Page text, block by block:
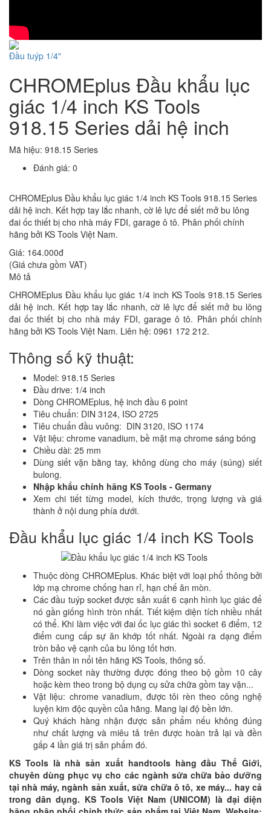
Đầu tuýp 1/4"
CHROMEplus Đầu khẩu lục
giác 1/4 inch KS Tools
918.15 Series dải hệ inch
Mã hiệu: 918.15 Series
Đánh giá: 0
CHROMEplus Đầu khẩu lục giác 1/4 inch KS Tools 918.15 Series
dải hệ inch. Kết hợp tay lắc nhanh, cờ lê lực để siết mở bu lông
đai ốc thiết bị cho nhà máy FDI, garage ô tô. Phân phối chính
hãng bởi KS Tools Việt Nam.
Giá: 164.000đ
(Giá chưa gồm VAT)
Mô tả
CHROMEplus Đầu khẩu lục giác 1/4 inch KS Tools 918.15 Series
dải hệ inch. Kết hợp tay lắc nhanh, cờ lê lực để siết mở bu lông
đai ốc thiết bị cho nhà máy FDI, garage ô tô. Phân phối chính
hãng bởi KS Tools Việt Nam. Liên hệ: 0961 172 212.
Thông số kỹ thuật:
Model: 918.15 Series
Đầu drive: 1/4 inch
Dòng CHROMEplus, hệ inch đầu 6 point
Tiêu chuẩn: DIN 3124, ISO 2725
Tiêu chuẩn đầu vuông: DIN 3120, ISO 1174
Vật liệu: chrome vanadium, bề mặt mạ chrome sáng bóng
Chiều dài: 25 mm
Dùng siết vặn bằng tay, không dùng cho máy (súng) siết
bulong.
Nhập khẩu chính hãng KS Tools - Germany
Xem chi tiết từng model, kích thước, trọng lượng và giá
thành ở nội dung phía dưới.
Đầu khẩu lục giác 1/4 inch KS Tools
Thuộc dòng CHROMEplus. Khác biệt với loại phổ thông bởi
lớp mạ chrome chống han rỉ, hạn chế ăn mòn.
Các đầu tuýp socket được sản xuất 6 cạnh hình lục giác để
nó gần giống hình tròn nhất. Tiết kiệm diện tích nhiều nhất
có thể. Khi làm việc với đai ốc lục giác thì socket 6 điểm, 12
điểm cung cấp sự ăn khớp tốt nhất. Ngoài ra dạng điểm
tròn bảo vệ cạnh của bu lông tốt hơn.
Trên thân in nổi tên hãng KS Tools, thông số.
Dòng socket này thường được đóng theo bộ gồm 10 cây
hoặc kèm theo trong bộ dụng cụ sửa chữa gồm tay vặn...
Vật liệu: chrome vanadium, được tôi rèn theo công nghệ
luyện kim độc quyền của hãng. Mang lại độ bền lớn.
Quý khách hàng nhận được sản phẩm nếu không đúng
như chất lượng và miêu tả trên được hoàn trả lại và đền
gấp 4 lần giá trị sản phẩm đó.
KS Tools là nhà sản xuất handtools hàng đầu Thế Giới,
chuyên dùng phục vụ cho các ngành sửa chữa bảo dưỡng
tại nhà máy, ngành sản xuất, sửa chữa ô tô, xe máy... hay cả
trong dân dụng. KS Tools Việt Nam (UNICOM) là đại diện